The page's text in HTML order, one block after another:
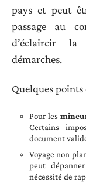
pays et peut
passage au
d’éclaircir la
démarches.
Quelques points
Pour les
Certains
document
Voyage non
peut
nécessité de